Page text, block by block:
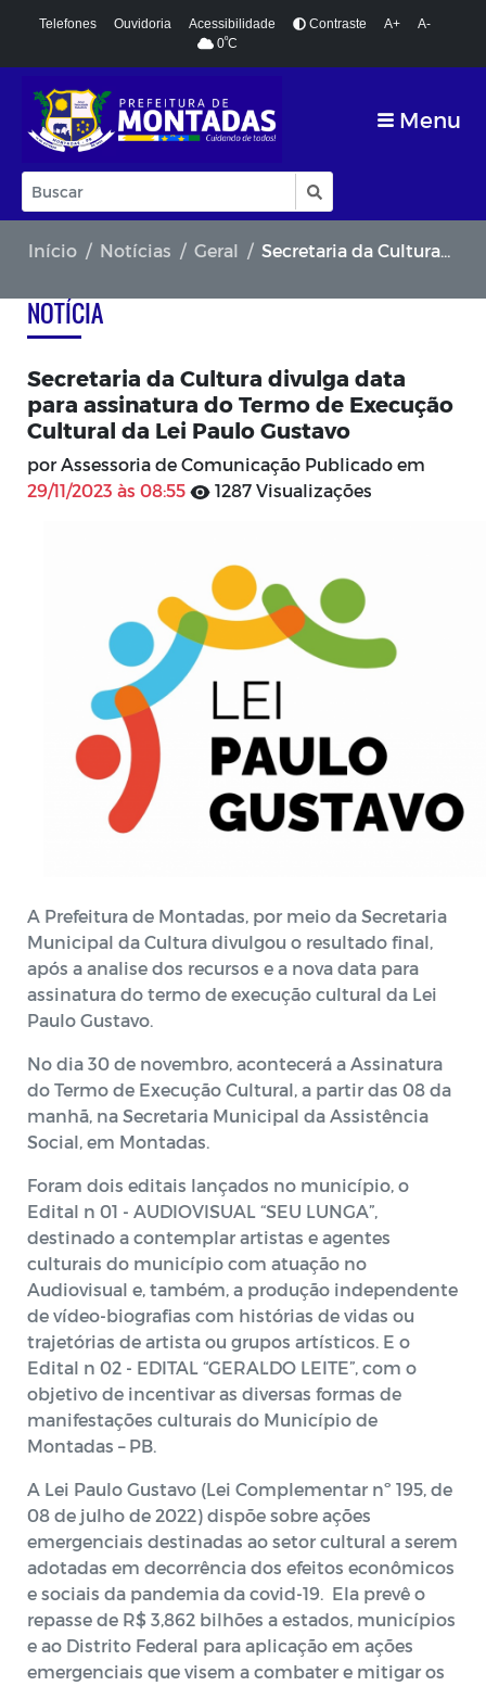
Telefones Ouvidoria Acessibilidade Contraste A+
A-
0ºC
Menu
Início Notícias Geral Secretaria da Cultura divulga data para assinatura do Termo de Execução Cultural da Lei Paulo Gustavo
NOTÍCIA
Secretaria da Cultura divulga data
para assinatura do Termo de Execução
Cultural da Lei Paulo Gustavo
por Assessoria de Comunicação Publicado em
29/11/2023 às 08:55
1287 Visualizações
A Prefeitura de Montadas, por meio da Secretaria
Municipal da Cultura divulgou o resultado final,
após a analise dos recursos e a nova data para
assinatura do termo de execução cultural da Lei
Paulo Gustavo.
No dia 30 de novembro, acontecerá a Assinatura
do Termo de Execução Cultural, a partir das 08 da
manhã, na Secretaria Municipal da Assistência
Social, em Montadas.
Foram dois editais lançados no município, o
Edital n 01 - AUDIOVISUAL “SEU LUNGA”,
destinado a contemplar artistas e agentes
culturais do município com atuação no
Audiovisual e, também, a produção independente
de vídeo-biografias com histórias de vidas ou
trajetórias de artista ou grupos artísticos. E o
Edital n 02 - EDITAL “GERALDO LEITE”, com o
objetivo de incentivar as diversas formas de
manifestações culturais do Município de
Montadas – PB.
A Lei Paulo Gustavo (Lei Complementar nº 195, de
08 de julho de 2022) dispõe sobre ações
emergenciais destinadas ao setor cultural a serem
adotadas em decorrência dos efeitos econômicos
e sociais da pandemia da covid-19. Ela prevê o
repasse de R$ 3,862 bilhões a estados, municípios
e ao Distrito Federal para aplicação em ações
emergenciais que visem a combater e mitigar os